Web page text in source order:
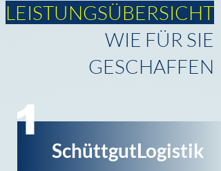
LEISTUNGSÜBERSICHT
WIE FÜR SIE
GESCHAFFEN
SchüttgutLogistik
1